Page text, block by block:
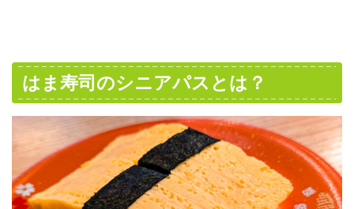
はま寿司のシニアパスとは？